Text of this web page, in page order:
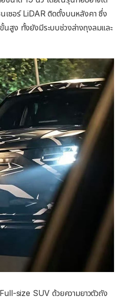
ซอร์ LiDAR ติดตั้งบนหลังคา ซึ่ง
นสูง ทั้งยังมีระบบช่วงล่างถุงลมและ
size SUV ด้วยความยาวตัวถัง